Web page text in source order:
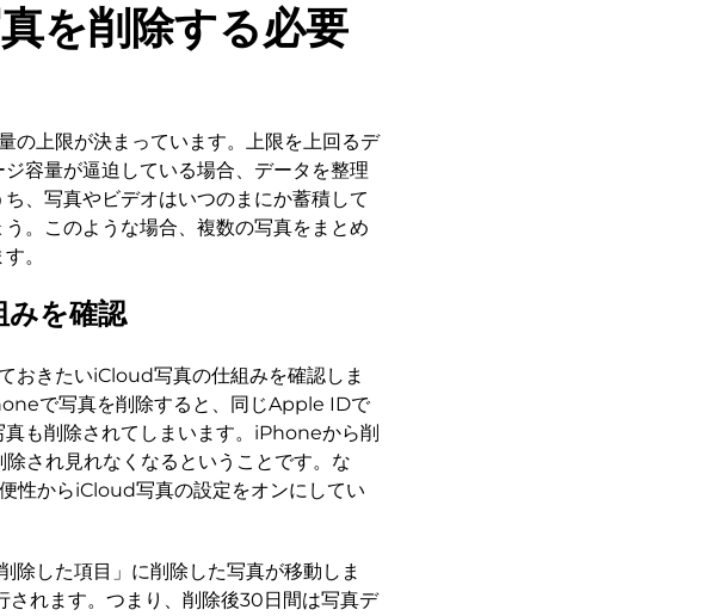
を削除する必要
の上限が決まっています。上限を上回るデ
容量が逼迫している場合、データを整理
、写真やビデオはいつのまにか蓄積して
。このような場合、複数の写真をまとめ
。
を確認
おきたいiCloud写真の仕組みを確認しま
で写真を削除すると、同じApple IDで
も削除されてしまいます。iPhoneから削
され見れなくなるということです。な
性からiCloud写真の設定をオンにしてい
した項目」に削除した写真が移動しま
れます。つまり、削除後30日間は写真デ